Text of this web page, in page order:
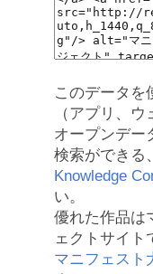
このデータを
（アプリ、ウ
オープンデー
検索ができる、
Knowledge
い。
優れた作品は
ェクトサイト
マニフェスト